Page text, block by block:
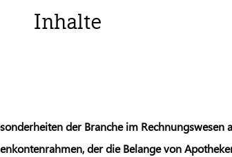
Inhalte
der Branche im Rechnungswesen
der die Belange von